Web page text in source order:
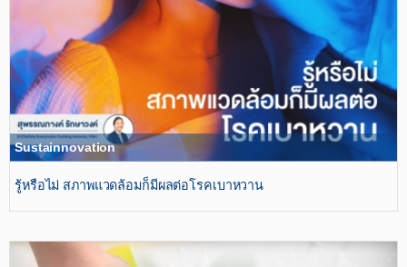
Sustainnovation
รู้หรือไม่ สภาพแวดล้อมก็มีผลต่อโรคเบาหวาน